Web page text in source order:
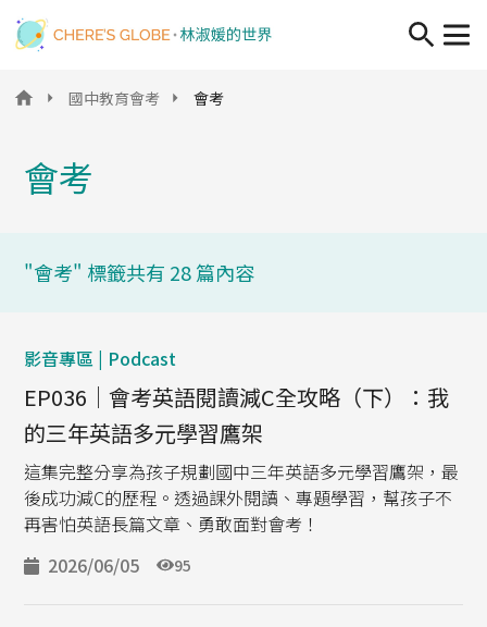
國中教育會考 會考
會考
"會考" 標籤共有 28 篇內容
影音專區 | Podcast
EP036｜會考英語閱讀減C全攻略（下）：我
的三年英語多元學習鷹架
這集完整分享為孩子規劃國中三年英語多元學習鷹架，最
後成功減C的歷程。透過課外閱讀、專題學習，幫孩子不
再害怕英語長篇文章、勇敢面對會考！
2026/06/05
95